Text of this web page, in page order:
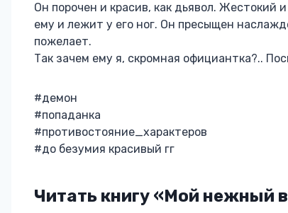
Он порочен и красив, как дьявол. Жестокий
ему и лежит у его ног. Он пресыщен
пожелает.
Так зачем ему я, скромная официантка?..
#демон
#попаданка
#противостояние_характеров
#до безумия красивый гг
Читать книгу «Мой нежный